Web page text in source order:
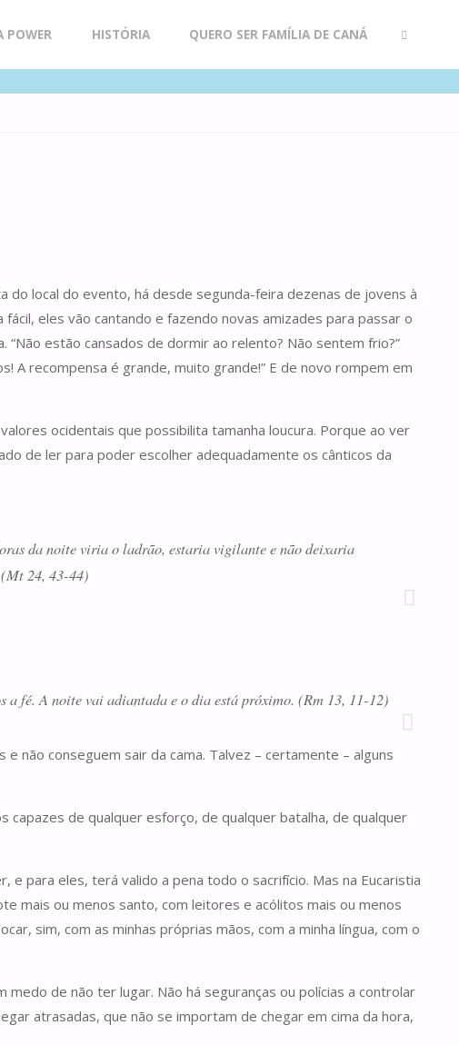
POWER HISTÓRIA QUERO SER FAMÍLIA DE CANÁ
do local do evento, há desde segunda-feira dezenas de jovens à
eles vão cantando e fazendo novas amizades para passar o
“Não estão cansados de dormir ao relento? Não sentem frio?”
A recompensa é grande, muito grande!” E de novo rompem em
ocidentais que possibilita tamanha loucura. Porque ao ver
de ler para poder escolher adequadamente os cânticos da
da noite viria o ladrão, estaria vigilante e não deixaria
24, 43-44)
a fé. A noite vai adiantada e o dia está próximo. (Rm 13, 11-12)
não conseguem sair da cama. Talvez – certamente – alguns
capazes de qualquer esforço, de qualquer batalha, de qualquer
e para eles, terá valido a pena todo o sacrifício. Mas na Eucaristia
mais ou menos santo, com leitores e acólitos mais ou menos
sim, com as minhas próprias mãos, com a minha língua, com o
de não ter lugar. Não há seguranças ou polícias a controlar
atrasadas, que não se importam de chegar em cima da hora,